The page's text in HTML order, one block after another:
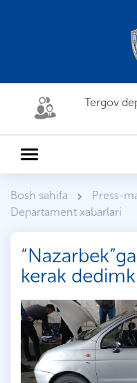
Tergov
Bosh sahifa
Press-
Departament xabarlari
kerak